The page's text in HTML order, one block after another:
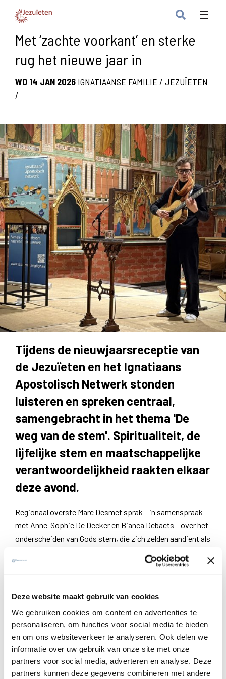
Deze website maakt gebruik van cookies
We gebruiken cookies om content en advertenties te
personaliseren, om functies voor social media te bieden
en om ons websiteverkeer te analyseren. Ook delen we
informatie over uw gebruik van onze site met onze
partners voor social media, adverteren en analyse. Deze
partners kunnen deze gegevens combineren met andere
Met ‘zachte voorkant’ en sterke
rug het nieuwe jaar in
WO 14 JAN 2026 IGNATIAANSE FAMILIE / JEZUÏETEN
/
Tijdens de nieuwjaarsreceptie van
de Jezuïeten en het Ignatiaans
Apostolisch Netwerk stonden
luisteren en spreken centraal,
samengebracht in het thema 'De
weg van de stem'. Spiritualiteit, de
lijfelijke stem en maatschappelijke
verantwoordelijkheid raakten elkaar
deze avond.
Regionaal overste Marc Desmet sprak – in samenspraak
met Anne-Sophie De Decker en Bianca Debaets – over het
onderscheiden van Gods stem, die zich zelden aandient als
ingeving die richting geeft en leven opent: ‘God werkt
eenvoudig: de in-geving die past bij de situatie.’ Tegelijk
bedekken. In de lijn van de profeten herinnerde Desmet
eraan dat ‘God liefde is, maar óók gerechtigheid’ — dat
maakt spreken tot een morele plicht.
Ward Daenen, chef opinie bij De Morgen, nam ons mee
langs de betekenissen van ‘stem’: biologisch, persoonlijk,